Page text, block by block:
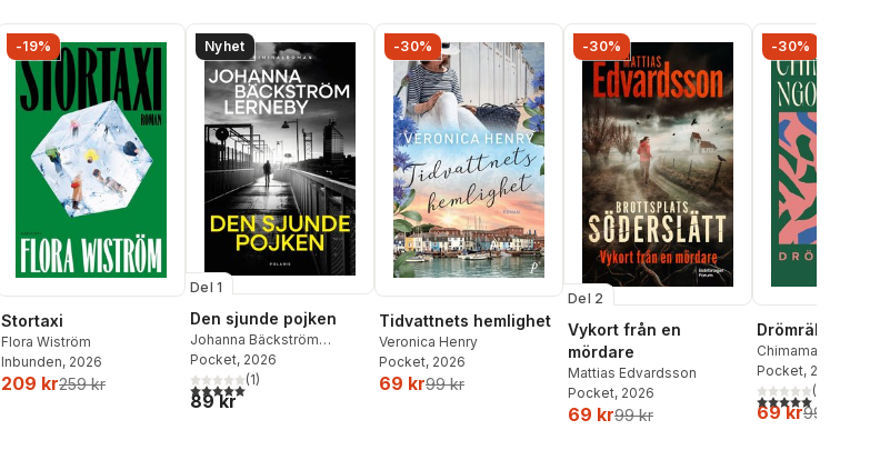
-19%
Stortaxi
Flora Wiström
Inbunden, 2026
209 kr259 kr
Nyhet
Del 1
Den sjunde pojken
Johanna Bäckström
Lerneby
Pocket, 2026
5,0utav 5 stjärnor. Totalt antal röster:
(1)
89 kr
-30%
Tidvattnets hemlighet
Veronica Henry
Pocket, 2026
69 kr99 kr
-30%
Del 2
Vykort från en
mördare
Mattias Edvardsson
Pocket, 2026
69 kr99 kr
-30%
Drömräkning
Chimamanda
Pocket, 2026
5,0utav 5(
69 kr99 kr